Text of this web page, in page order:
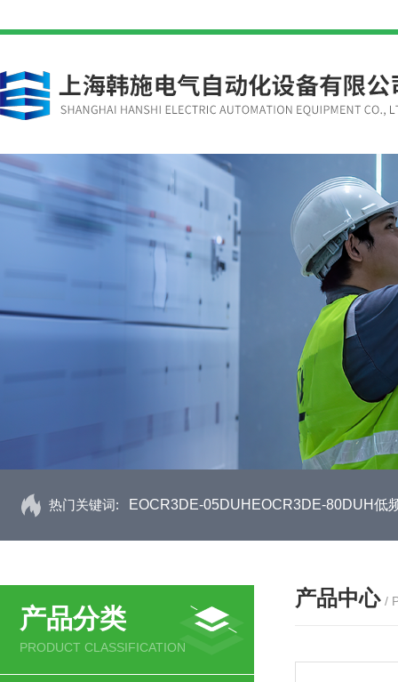
热门关键词: EOCR3DE-05DUHEOCR3DE-80DUH低
产品分类
PRODUCT CLASSIFICATION
产品中心 /